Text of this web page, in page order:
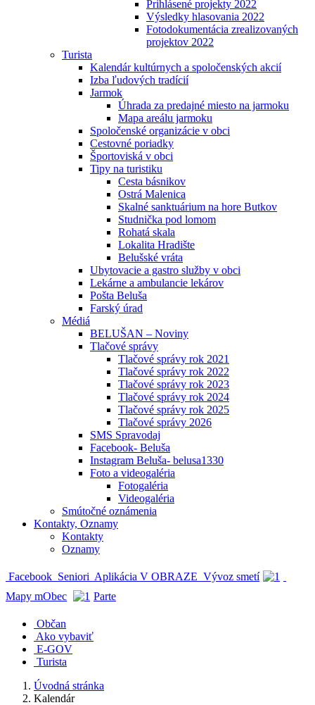
Prihlásené projekty 2022
Výsledky hlasovania 2022
Fotodokumentácia zrealizovaných
projektov 2022
Turista
Kalendár kultúrnych a spoločenských akcií
Izba ľudových tradícií
Jarmok
Úhrada za predajné miesto na jarmoku
Mapa areálu jarmoku
Spoločenské organizácie v obci
Cestovné poriadky
Športoviská v obci
Tipy na turistiku
Cesta básnikov
Ostrá Malenica
Skalné sanktuárium na hore Butkov
Studnička pod lomom
Rohatá skala
Lokalita Hradište
Belušské vráta
Ubytovacie a gastro služby v obci
Lekárne a ambulancie lekárov
Pošta Beluša
Farský úrad
Médiá
BELUŠAN – Noviny
Tlačové správy
Tlačové správy rok 2021
Tlačové správy rok 2022
Tlačové správy rok 2023
Tlačové správy rok 2024
Tlačové správy rok 2025
Tlačové správy 2026
SMS Spravodaj
Facebook- Beluša
Instagram Beluša- belusa1330
Foto a videogaléria
Fotogaléria
Videogaléria
Smútočné oznámenia
Kontakty, Oznamy
Kontakty
Oznamy
Facebook Seniori Aplikácia V OBRAZE Vývoz smetí
Mapy mObec
Parte
Občan
Ako vybaviť
E-GOV
Turista
Úvodná stránka
Kalendár